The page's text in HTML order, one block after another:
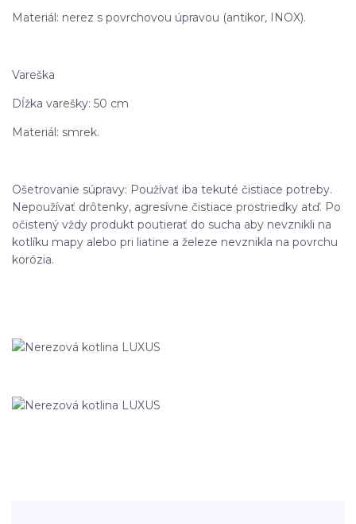
Materiál: nerez s povrchovou úpravou (antikor, INOX).
Vareška
Dĺžka varešky: 50 cm
Materiál: smrek.
Ošetrovanie súpravy: Používať iba tekuté čistiace potreby.
Nepoužívať drôtenky, agresívne čistiace prostriedky atď. Po
očistený vždy produkt poutierať do sucha aby nevznikli na
kotlíku mapy alebo pri liatine a železe nevznikla na povrchu
korózia.